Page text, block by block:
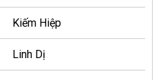
Kiếm Hiệp
Linh Dị